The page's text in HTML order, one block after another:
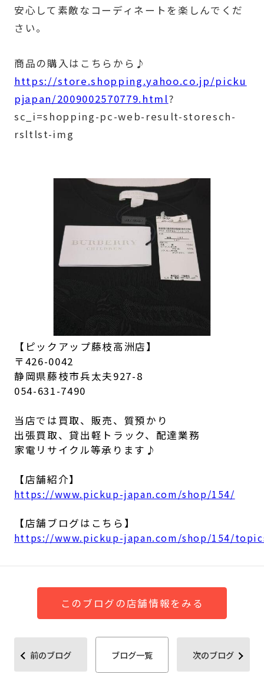
安心して素敵なコーディネートを楽しんでくだ
さい。
商品の購入はこちらから♪
https://store.shopping.yahoo.co.jp/picku
pjapan/2009002570779.html?
sc_i=shopping-pc-web-result-storesch-
rsltlst-img
【ピックアップ藤枝高洲店】
〒426-0042
静岡県藤枝市兵太夫927-8
054-631-7490
当店では買取、販売、質預かり
出張買取、貸出軽トラック、配達業務
家電リサイクル等承ります♪
【店舗紹介】
https://www.pickup-japan.com/shop/154/
【店舗ブログはこちら】
https://www.pickup-japan.com/shop/154/
このブログの店舗情報をみる
前のブログ ブログ一覧 次のブログ